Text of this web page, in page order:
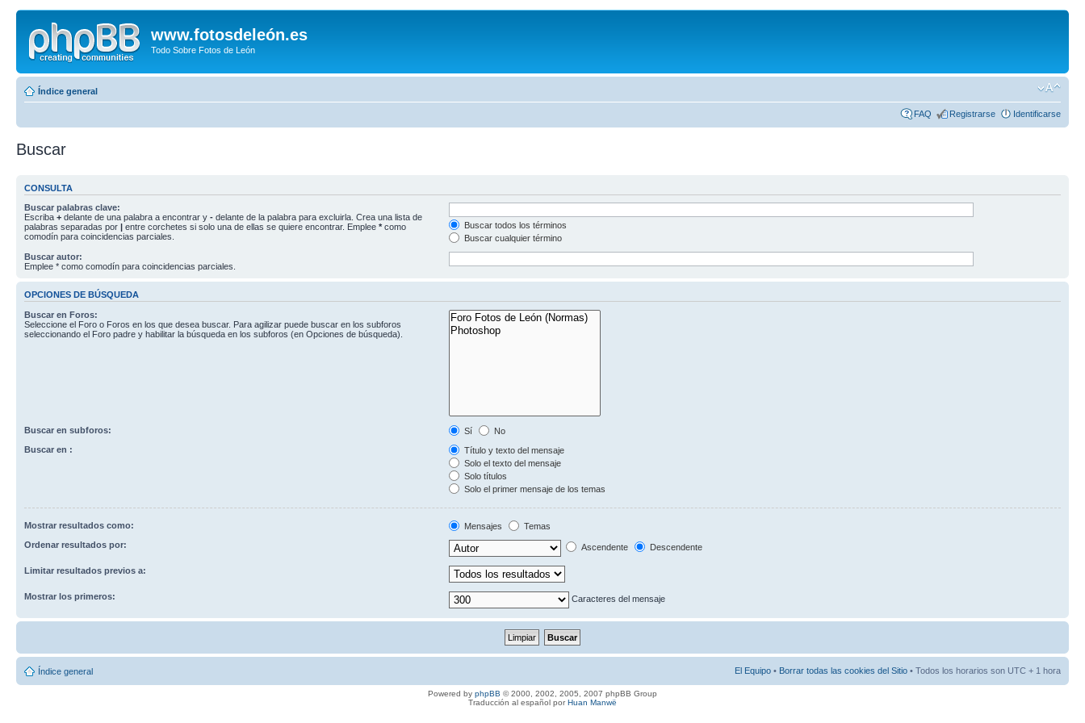
www.fotosdeleón.es
Todo Sobre Fotos de León
Índice general
FAQ Registrarse Identificarse
Buscar
CONSULTA
Buscar palabras clave:
Escriba + delante de una palabra a encontrar y - delante de la palabra para excluirla. Crea una lista de
palabras separadas por | entre corchetes si solo una de ellas se quiere encontrar. Emplee * como
comodín para coincidencias parciales.
Buscar todos los términos
Buscar cualquier término
Buscar autor:
Emplee * como comodín para coincidencias parciales.
OPCIONES DE BÚSQUEDA
Buscar en Foros:
Seleccione el Foro o Foros en los que desea buscar. Para agilizar puede buscar en los subforos
seleccionando el Foro padre y habilitar la búsqueda en los subforos (en Opciones de búsqueda).
Buscar en subforos: Sí
No
Buscar en :
Título y texto del mensaje
Solo el texto del mensaje
Solo títulos
Solo el primer mensaje de los temas
Mostrar resultados como: Mensajes
Temas
Ordenar resultados por:
Ascendente Descendente
Limitar resultados previos a:
Mostrar los primeros: Caracteres del mensaje
Índice general El Equipo • Borrar todas las cookies del Sitio • Todos los horarios son UTC + 1 hora
Powered by phpBB © 2000, 2002, 2005, 2007 phpBB Group
Traducción al español porHuan Manwë